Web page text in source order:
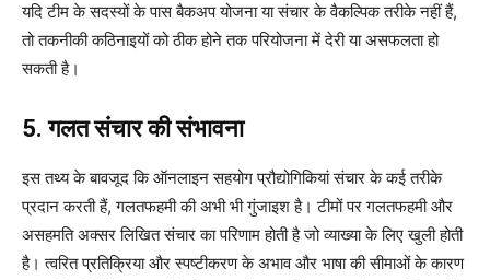
यदि टीम के सदस्यों के पास बैकअप योजना या संचार के वैकल्पिक तरीके नहीं हैं,
तो तकनीकी कठिनाइयों को ठीक होने तक परियोजना में देरी या असफलता हो
सकती है।
5. गलत संचार की संभावना
इस तथ्य के बावजूद कि ऑनलाइन सहयोग प्रौद्योगिकियां संचार के कई तरीके
प्रदान करती हैं, गलतफहमी की अभी भी गुंजाइश है। टीमों पर गलतफहमी और
असहमति अक्सर लिखित संचार का परिणाम होती है जो व्याख्या के लिए खुली होती
है। त्वरित प्रतिक्रिया और स्पष्टीकरण के अभाव और भाषा की सीमाओं के कारण